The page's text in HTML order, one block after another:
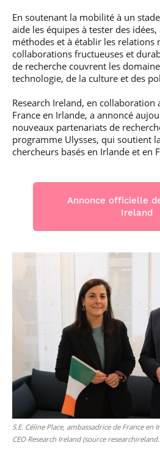
En soutenant la mobilité à un
aide les équipes à tester des
méthodes et à établir les relations
collaborations fructueuses et
de recherche couvrent les
technologie, de la culture et des
Research Ireland, en collaboration
France en Irlande, a annoncé
nouveaux partenariats de
programme Ulysses, qui soutient
chercheurs basés en Irlande et en
Annonce officielle
Ireland
S.E. Céline Place, ambassadrice de France en
CEO Research Ireland (source